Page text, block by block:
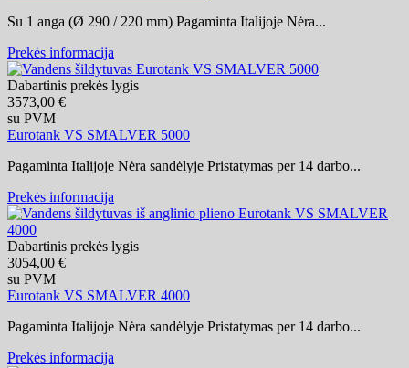
Su 1 anga (Ø 290 / 220 mm) Pagaminta Italijoje Nėra...
Prekės informacija
Dabartinis prekės lygis
3573,00 €
su PVM
Eurotank VS SMALVER 5000
Pagaminta Italijoje Nėra sandėlyje Pristatymas per 14 darbo...
Prekės informacija
Dabartinis prekės lygis
3054,00 €
su PVM
Eurotank VS SMALVER 4000
Pagaminta Italijoje Nėra sandėlyje Pristatymas per 14 darbo...
Prekės informacija